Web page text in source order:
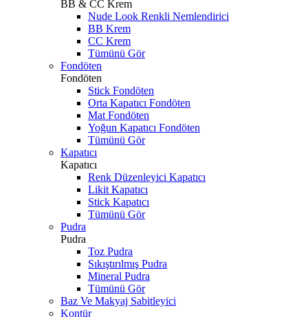
BB & CC Krem
Nude Look Renkli Nemlendirici
BB Krem
CC Krem
Tümünü Gör
Fondöten
Fondöten
Stick Fondöten
Orta Kapatıcı Fondöten
Mat Fondöten
Yoğun Kapatıcı Fondöten
Tümünü Gör
Kapatıcı
Kapatıcı
Renk Düzenleyici Kapatıcı
Likit Kapatıcı
Stick Kapatıcı
Tümünü Gör
Pudra
Pudra
Toz Pudra
Sıkıştırılmış Pudra
Mineral Pudra
Tümünü Gör
Baz Ve Makyaj Sabitleyici
Kontür